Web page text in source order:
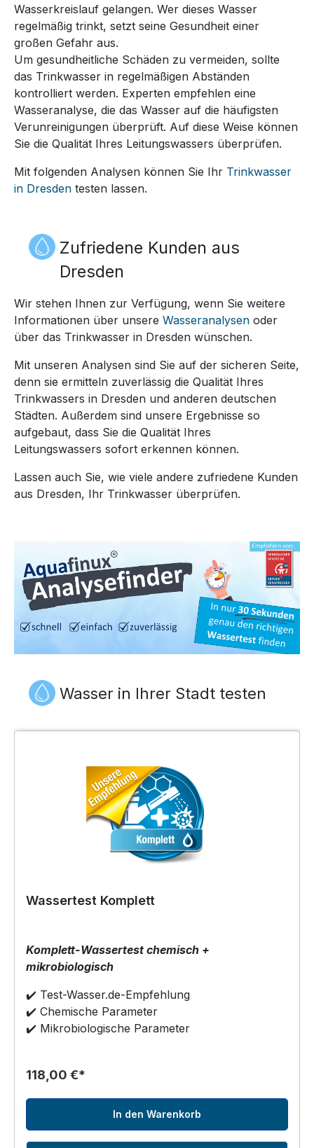
Wasserkreislauf gelangen. Wer dieses Wasser
regelmäßig trinkt, setzt seine Gesundheit einer
großen Gefahr aus.
Um gesundheitliche Schäden zu vermeiden, sollte
das Trinkwasser in regelmäßigen Abständen
kontrolliert werden. Experten empfehlen eine
Wasseranalyse, die das Wasser auf die häufigsten
Verunreinigungen überprüft. Auf diese Weise können
Sie die Qualität Ihres Leitungswassers überprüfen.
Mit folgenden Analysen können Sie Ihr Trinkwasser
in Dresden testen lassen.
Zufriedene Kunden aus
Dresden
Wir stehen Ihnen zur Verfügung, wenn Sie weitere
Informationen über unsere Wasseranalysen oder
über das Trinkwasser in Dresden wünschen.
Mit unseren Analysen sind Sie auf der sicheren Seite,
denn sie ermitteln zuverlässig die Qualität Ihres
Trinkwassers in Dresden und anderen deutschen
Städten. Außerdem sind unsere Ergebnisse so
aufgebaut, dass Sie die Qualität Ihres
Leitungswassers sofort erkennen können.
Lassen auch Sie, wie viele andere zufriedene Kunden
aus Dresden, Ihr Trinkwasser überprüfen.
Wasser in Ihrer Stadt testen
Wassertest Komplett
Komplett-Wassertest chemisch +
mikrobiologisch
✔️ Test-Wasser.de-Empfehlung
✔️ Chemische Parameter
✔️ Mikrobiologische Parameter
118,00 €*
In den Warenkorb